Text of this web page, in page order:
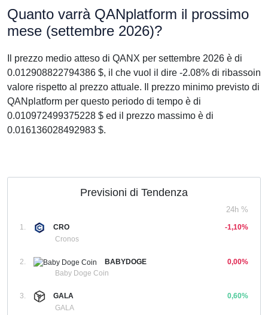
Quanto varrà QANplatform il prossimo
mese (settembre 2026)?
Il prezzo medio atteso di QANX per settembre 2026 è di
0.012908822794386 $, il che vuol il dire -2.08% di ribassoin
valore rispetto al prezzo attuale. Il prezzo minimo previsto di
QANplatform per questo periodo di tempo è di
0.010972499375228 $ ed il prezzo massimo è di
0.016136028492983 $.
Previsioni di Tendenza
24h %
1.
CRO
Cronos
-1,10%
2.
BABYDOGE
Baby Doge Coin
0,00%
3.
GALA
GALA
0,60%